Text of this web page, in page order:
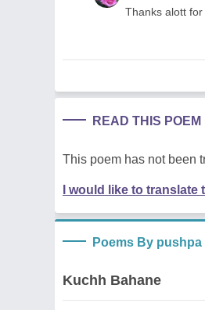
Thanks alott for
READ THIS
This poem has not been
I would like to translate
Poems By pushpa
Kuchh Bahane